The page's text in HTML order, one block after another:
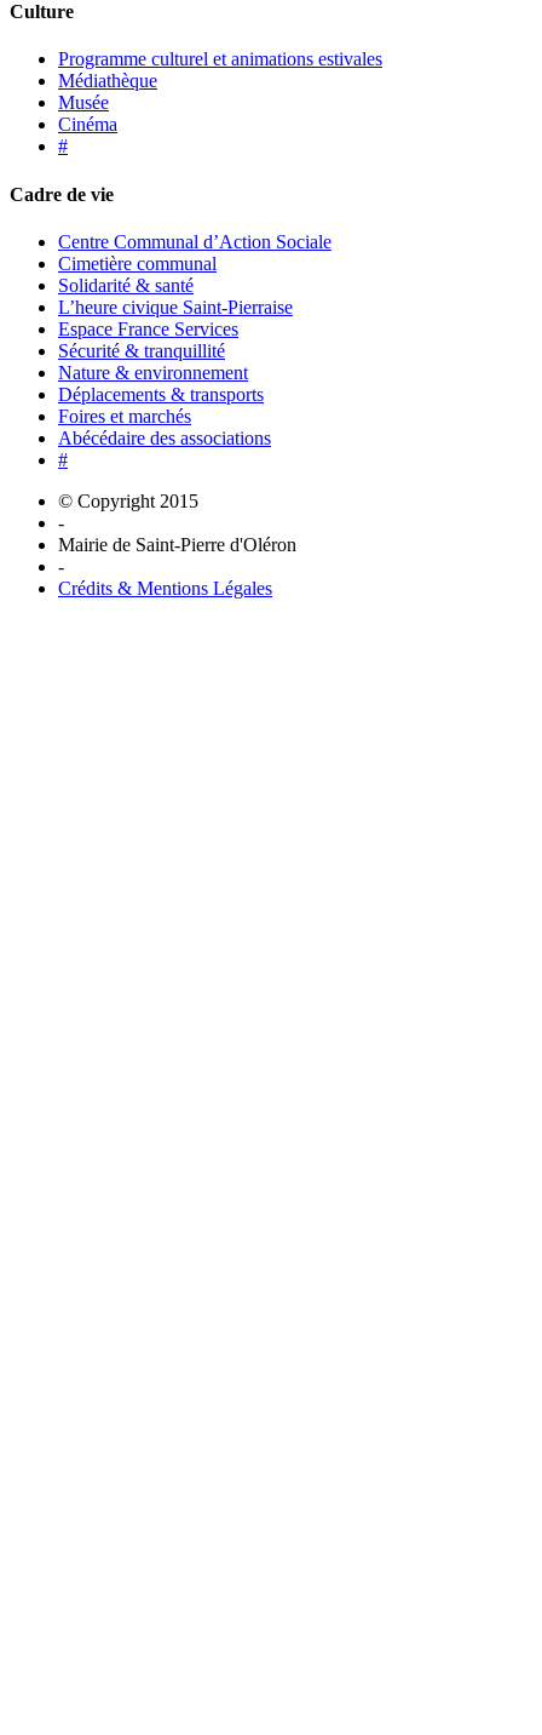
Culture
Programme culturel et animations estivales
Médiathèque
Musée
Cinéma
#
Cadre de vie
Centre Communal d’Action Sociale
Cimetière communal
Solidarité & santé
L’heure civique Saint-Pierraise
Espace France Services
Sécurité & tranquillité
Nature & environnement
Déplacements & transports
Foires et marchés
Abécédaire des associations
#
© Copyright 2015
-
Mairie de Saint-Pierre d'Oléron
-
Crédits & Mentions Légales